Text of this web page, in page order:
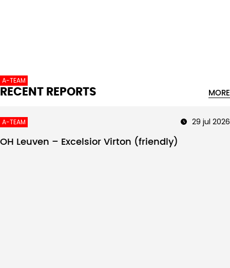
A-TEAM
RECENT REPORTS MORE
A-TEAM 29 jul 2026
OH Leuven – Excelsior Virton (friendly)